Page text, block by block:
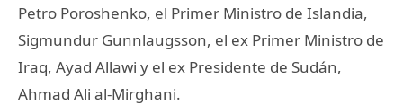
Petro Poroshenko, el Primer Ministro de Islandia,
Sigmundur Gunnlaugsson, el ex Primer Ministro de
Iraq, Ayad Allawi y el ex Presidente de Sudán,
Ahmad Ali al-Mirghani.